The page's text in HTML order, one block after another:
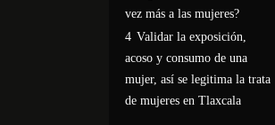
vez más a las mujeres?
4 Validar la exposición,
acoso y consumo de una
mujer, así se legitima la trata
de mujeres en Tlaxcala